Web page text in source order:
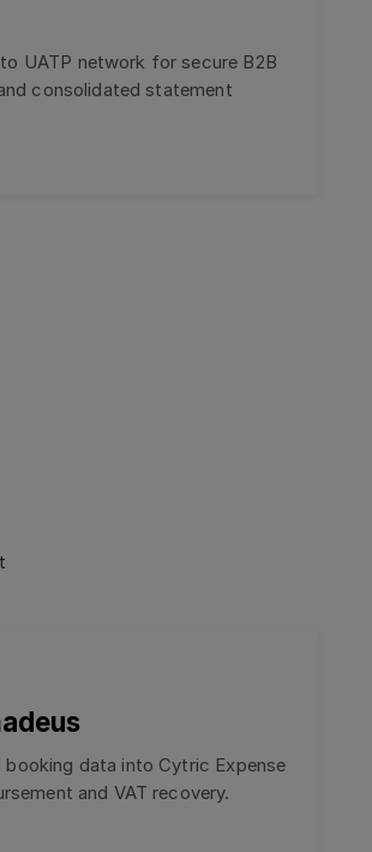
UATP network for secure B2B
consolidated statement
booking data into Cytric Expense
and VAT recovery.